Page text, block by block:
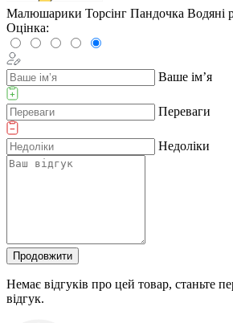
Малюшарики Торсінг Пандочка Водяні
Оцінка:
Ваше ім’я
Переваги
Недоліки
Продовжити
Немає відгуків про цей товар, станьте
відгук.